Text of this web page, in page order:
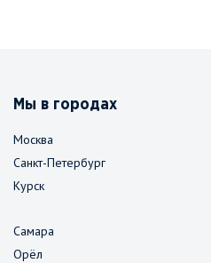
Мы в городах
Москва
Санкт-Петербург
Курск
Самара
Орёл